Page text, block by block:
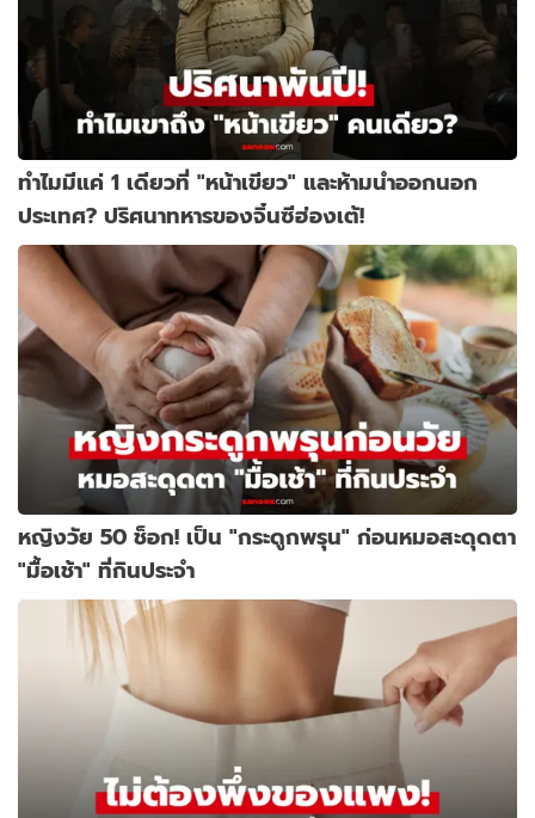
ทำไมมีแค่ 1 เดียวที่ "หน้าเขียว" และห้ามนำออกนอก
ประเทศ? ปริศนาทหารของจิ๋นซีฮ่องเต้!
หญิงวัย 50 ช็อก! เป็น "กระดูกพรุน" ก่อนหมอสะดุดตา
"มื้อเช้า" ที่กินประจำ